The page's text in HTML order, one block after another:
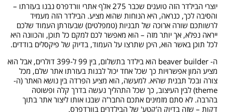
יוצרי הבילדר הזה טוענים שכבר 275 אלף אתרי וורדפרס נבנו בעזרתו –
והסיבה לכך, כנראה, היא הנוחות שהוא מציע. הבילדר הזה מעמיד
לרשותכם שורה ארוכה של תבניות (טמפלטים) שבעזרתן העמוד שלכם
ייראה נפלא, אך יותר מזה – הוא מאפשר לכם למקם כל תוכן, והכוונה היא
לכל תוכן באשר הוא, היכן שתרצו על העמוד, בדיוק של פיקסלים בודדים.
ה- beaver builder הוא בילדר בתשלום, בין 99 ל-399 דולרים, אבל הוא
מציע המון אפשרויות כך שכל אחד יכול לבנות בעזרתו אתר שלם, מכל
צורה ובכל תבנית שהיא. למעשה, הוא מציע הפרדה בין נושא האתר (ה-
theme) לבין העיצוב, כך שכל התהליך נעשה בדרך קלה ופשוטה
בהרבה. לא סתם מזמינים אתכם החבר'ה שבנו אותו ליצור אתר בתוך
דקות – שזה בדיוק ה'קטע' של הבילדרים בוורדפרס.